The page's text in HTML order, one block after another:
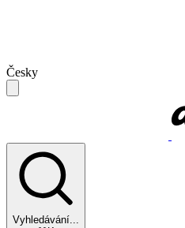
Česky
Vyhledávání...